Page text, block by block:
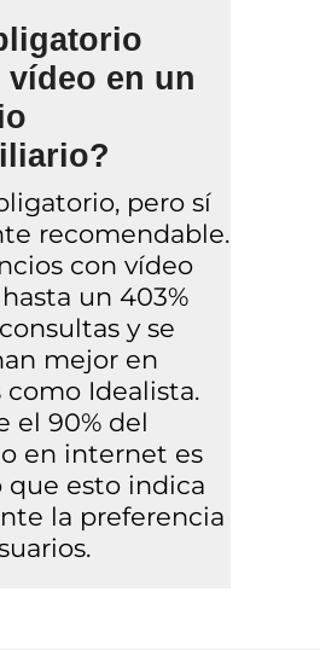
en un
pero sí
recomendable.
con vídeo
un 403%
y se
mejor en
como Idealista.
el 90% del
en internet es
que esto indica
la preferencia